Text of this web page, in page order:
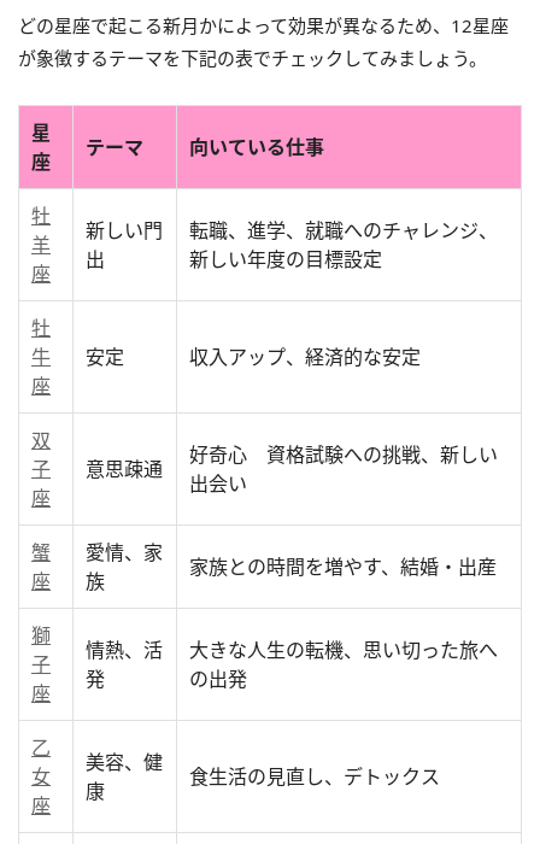
どの星座で起こる新月かによって効果が異なるため、12星座
が象徴するテーマを下記の表でチェックしてみましょう。
星
座
テーマ 向いている仕事
牡
羊
座
新しい門
出
転職、進学、就職へのチャレンジ、
新しい年度の目標設定
牡
牛
座
安定 収入アップ、経済的な安定
双
子
座
意思疎通
好奇心 資格試験への挑戦、新しい
出会い
蟹
座
愛情、家
族
家族との時間を増やす、結婚・出産
獅
子
座
情熱、活
発
大きな人生の転機、思い切った旅へ
の出発
乙
女
座
美容、健
康
食生活の見直し、デトックス